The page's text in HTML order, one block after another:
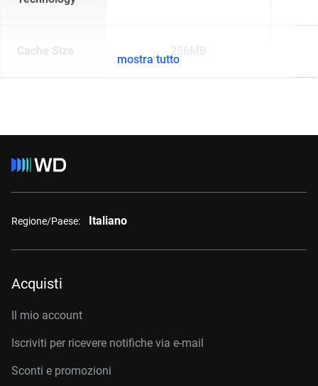
Cache Size 256MB
mostra tutto
Regione/Paese: Italiano
Acquisti
Il mio account
Iscriviti per ricevere notifiche via e-mail
Sconti e promozioni